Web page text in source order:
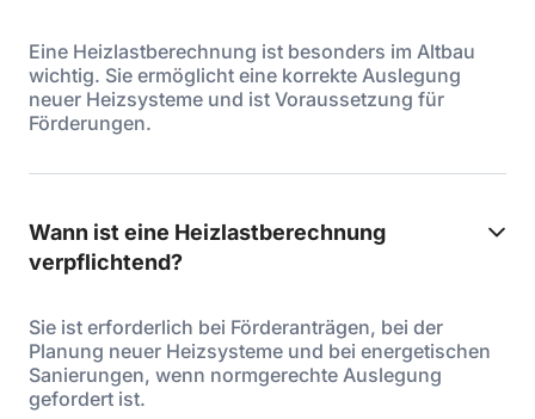
Eine Heizlastberechnung ist besonders im Altbau
wichtig. Sie ermöglicht eine korrekte Auslegung
neuer Heizsysteme und ist Voraussetzung für
Förderungen.
Wann ist eine Heizlastberechnung
verpflichtend?
Sie ist erforderlich bei Förderanträgen, bei der
Planung neuer Heizsysteme und bei energetischen
Sanierungen, wenn normgerechte Auslegung
gefordert ist.